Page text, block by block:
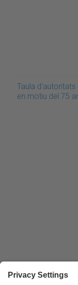
Taula d'autoritats
en motiu del 75